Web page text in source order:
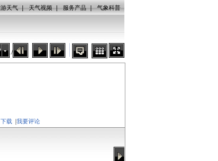
天气 | 天气视频 | 服务产品 | 气象科普
(1/ 1)
下载 我要评论